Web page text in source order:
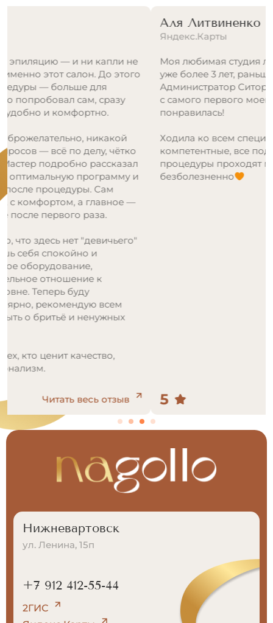
Моя любимая студия лазерной эпиляции, хожу
уже более 3 лет, раньше название было «Prolaser»
Администратор Ситора очень доброжелательна,
с самого первого моего посещения мне
понравилась!
Ходила ко всем специалистам, девушки все
компетентные, все подробно рассказывают и
процедуры проходят максимально комфортно и
безболезненно
Читать весь отзыв
Нижневартовск
ул. Ленина, 15п
+7 912 412-55-44
2ГИС